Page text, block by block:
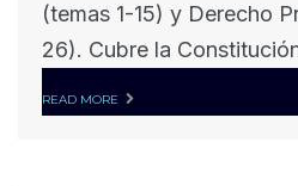
(temas 1-15) y Derecho
26). Cubre la
READ MORE